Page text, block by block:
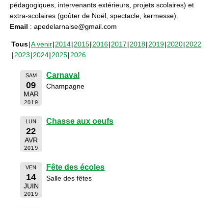
pédagogiques, intervenants extérieurs, projets scolaires) et
extra-scolaires (goûter de Noël, spectacle, kermesse).
Email : apedelarnaise@gmail.com
Tous A venir 2014 2015 2016 2017 2018 2019 2020 2022
2023 2024 2025 2026
SAM
09
MAR
2019
Carnaval
Champagne
LUN
22
AVR
2019
Chasse aux oeufs
VEN
14
JUIN
2019
Fête des écoles
Salle des fêtes